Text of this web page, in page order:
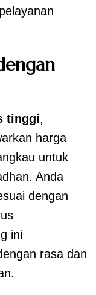
tinggi,
harga
untuk
Anda
dengan
ini
rasa dan